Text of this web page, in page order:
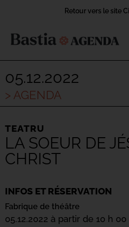
Retour vers le site
05.12.2022
> AGENDA
TEATRU
LA SOEUR DE
CHRIST
INFOS ET RÉSERVATION
Fabrique de théâtre
05.12.2022 à partir de 10 h 00